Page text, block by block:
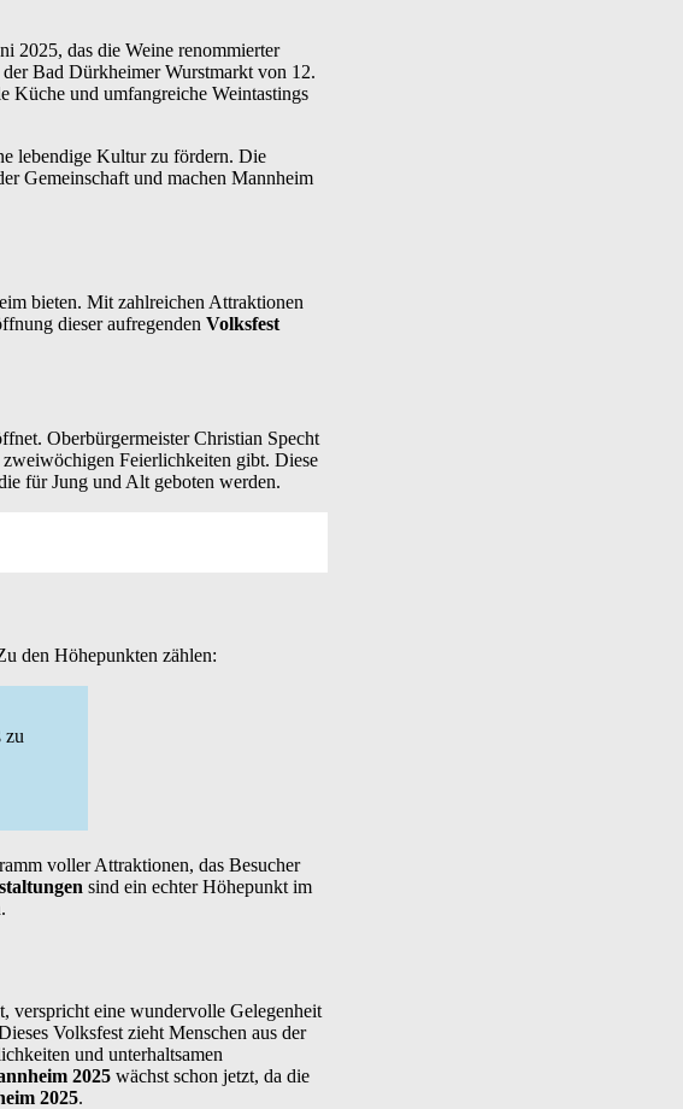
2025, das die Weine renommierter
Bad Dürkheimer Wurstmarkt von 12.
Küche und umfangreiche Weintastings
lebendige Kultur zu fördern. Die
Gemeinschaft und machen Mannheim
bieten. Mit zahlreichen Attraktionen
dieser aufregenden Volksfest
Oberbürgermeister Christian Specht
Feierlichkeiten gibt. Diese
für Jung und Alt geboten werden.
den Höhepunkten zählen:
zu
voller Attraktionen, das Besucher
sind ein echter Höhepunkt im
verspricht eine wundervolle Gelegenheit
Volksfest zieht Menschen aus der
und unterhaltsamen
2025 wächst schon jetzt, da die
2025.